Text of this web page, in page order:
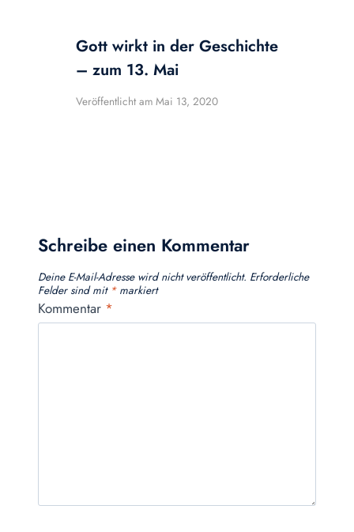
Gott wirkt in der Geschichte
– zum 13. Mai
Veröffentlicht am Mai 13, 2020
Schreibe einen Kommentar
Deine E-Mail-Adresse wird nicht veröffentlicht. Erforderliche
Felder sind mit *markiert
Kommentar *